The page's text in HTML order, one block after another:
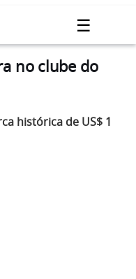
☰
no clube do
histórica de US$ 1